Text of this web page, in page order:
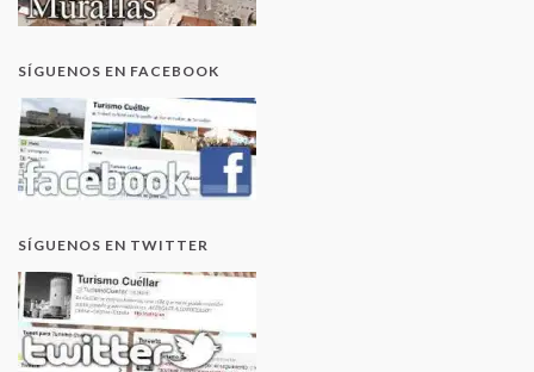
SÍGUENOS EN FACEBOOK
SÍGUENOS EN TWITTER